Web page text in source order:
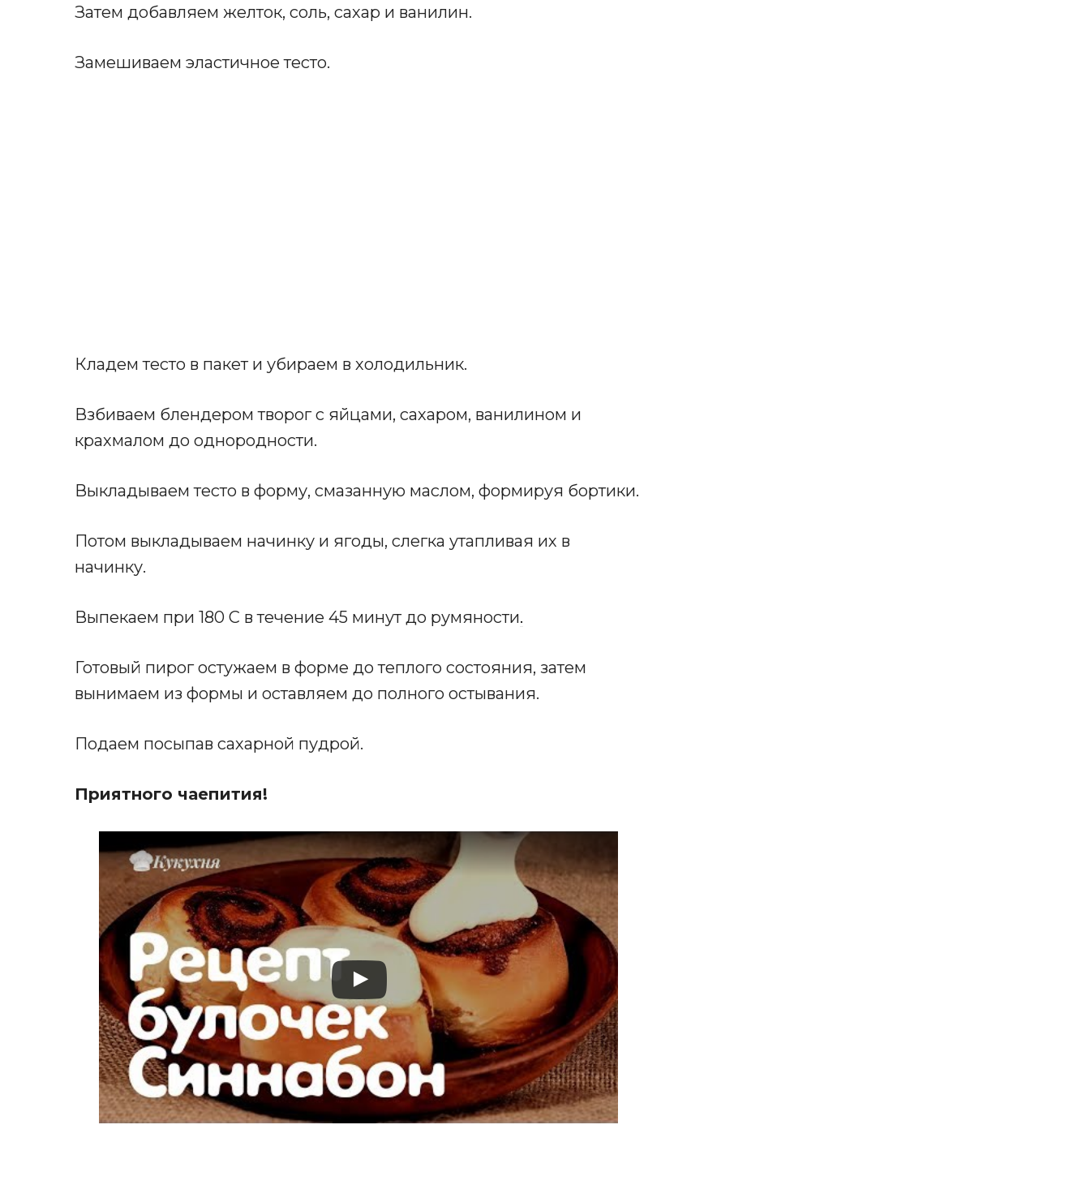
Затем добавляем желток, соль, сахар и ванилин.
Замешиваем эластичное тесто.
Кладем тесто в пакет и убираем в холодильник.
Взбиваем блендером творог с яйцами, сахаром, ванилином и
крахмалом до однородности.
Выкладываем тесто в форму, смазанную маслом, формируя бортики.
Потом выкладываем начинку и ягоды, слегка утапливая их в
начинку.
Выпекаем при 180 С в течение 45 минут до румяности.
Готовый пирог остужаем в форме до теплого состояния, затем
вынимаем из формы и оставляем до полного остывания.
Подаем посыпав сахарной пудрой.
Приятного чаепития!